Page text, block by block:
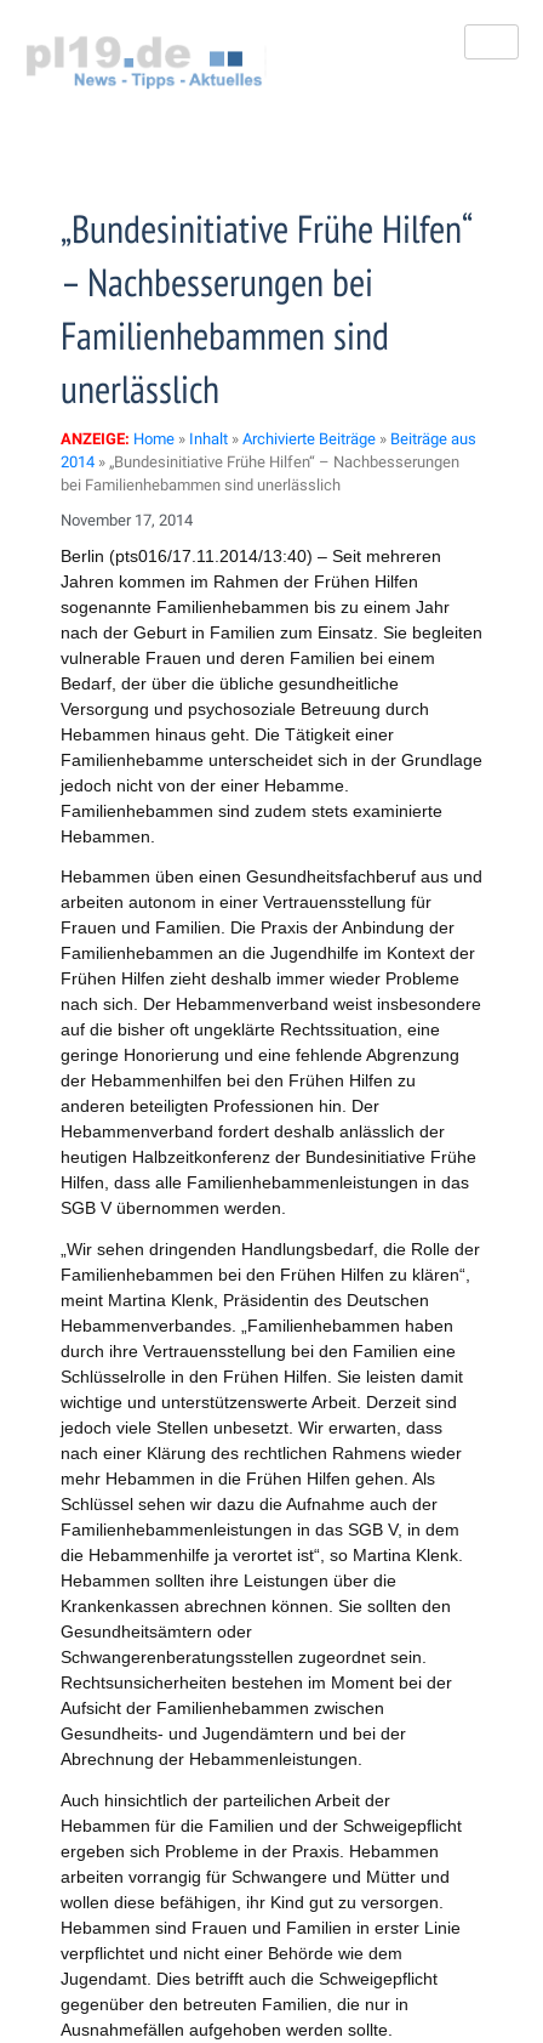
springen
„Bundesinitiative Frühe Hilfen“
– Nachbesserungen bei
Familienhebammen sind
unerlässlich
ANZEIGE: Home » Inhalt » Archivierte Beiträge » Beiträge aus
2014 » „Bundesinitiative Frühe Hilfen“ – Nachbesserungen
bei Familienhebammen sind unerlässlich
November 17, 2014
Berlin (pts016/17.11.2014/13:40) – Seit mehreren
Jahren kommen im Rahmen der Frühen Hilfen
sogenannte Familienhebammen bis zu einem Jahr
nach der Geburt in Familien zum Einsatz. Sie begleiten
vulnerable Frauen und deren Familien bei einem
Bedarf, der über die übliche gesundheitliche
Versorgung und psychosoziale Betreuung durch
Hebammen hinaus geht. Die Tätigkeit einer
Familienhebamme unterscheidet sich in der Grundlage
jedoch nicht von der einer Hebamme.
Familienhebammen sind zudem stets examinierte
Hebammen.
Hebammen üben einen Gesundheitsfachberuf aus und
arbeiten autonom in einer Vertrauensstellung für
Frauen und Familien. Die Praxis der Anbindung der
Familienhebammen an die Jugendhilfe im Kontext der
Frühen Hilfen zieht deshalb immer wieder Probleme
nach sich. Der Hebammenverband weist insbesondere
auf die bisher oft ungeklärte Rechtssituation, eine
geringe Honorierung und eine fehlende Abgrenzung
der Hebammenhilfen bei den Frühen Hilfen zu
anderen beteiligten Professionen hin. Der
Hebammenverband fordert deshalb anlässlich der
heutigen Halbzeitkonferenz der Bundesinitiative Frühe
Hilfen, dass alle Familienhebammenleistungen in das
SGB V übernommen werden.
„Wir sehen dringenden Handlungsbedarf, die Rolle der
Familienhebammen bei den Frühen Hilfen zu klären“,
meint Martina Klenk, Präsidentin des Deutschen
Hebammenverbandes. „Familienhebammen haben
durch ihre Vertrauensstellung bei den Familien eine
Schlüsselrolle in den Frühen Hilfen. Sie leisten damit
wichtige und unterstützenswerte Arbeit. Derzeit sind
jedoch viele Stellen unbesetzt. Wir erwarten, dass
nach einer Klärung des rechtlichen Rahmens wieder
mehr Hebammen in die Frühen Hilfen gehen. Als
Schlüssel sehen wir dazu die Aufnahme auch der
Familienhebammenleistungen in das SGB V, in dem
die Hebammenhilfe ja verortet ist“, so Martina Klenk.
Hebammen sollten ihre Leistungen über die
Krankenkassen abrechnen können. Sie sollten den
Gesundheitsämtern oder
Schwangerenberatungsstellen zugeordnet sein.
Rechtsunsicherheiten bestehen im Moment bei der
Aufsicht der Familienhebammen zwischen
Gesundheits- und Jugendämtern und bei der
Abrechnung der Hebammenleistungen.
Auch hinsichtlich der parteilichen Arbeit der
Hebammen für die Familien und der Schweigepflicht
ergeben sich Probleme in der Praxis. Hebammen
arbeiten vorrangig für Schwangere und Mütter und
wollen diese befähigen, ihr Kind gut zu versorgen.
Hebammen sind Frauen und Familien in erster Linie
verpflichtet und nicht einer Behörde wie dem
Jugendamt. Dies betrifft auch die Schweigepflicht
gegenüber den betreuten Familien, die nur in
Ausnahmefällen aufgehoben werden sollte.